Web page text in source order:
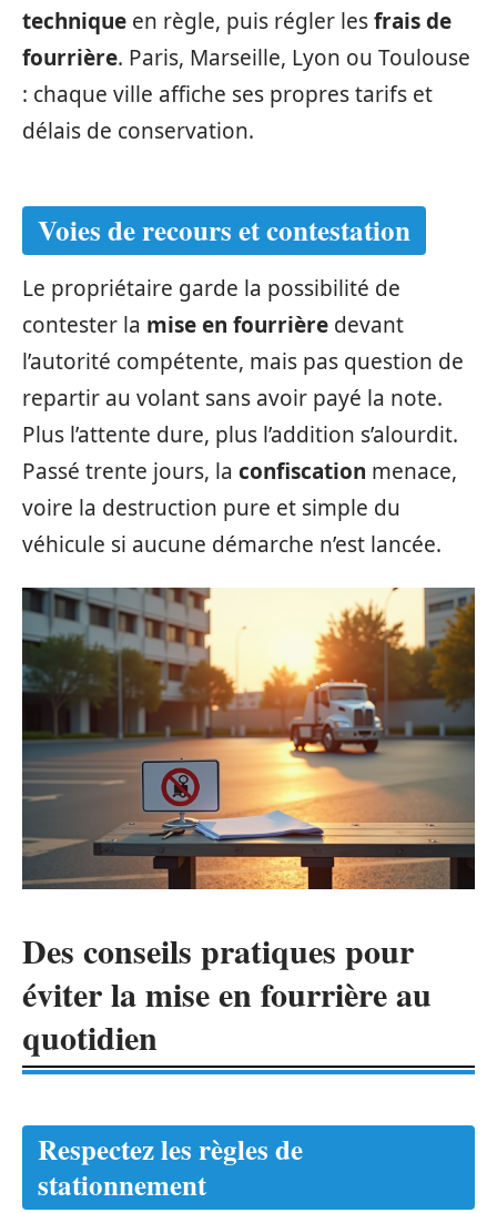
technique en règle, puis régler lesfrais de
fourrière. Paris, Marseille, Lyon ou Toulouse
: chaque ville affiche ses propres tarifs et
délais de conservation.
Voies de recours et contestation
Le propriétaire garde la possibilité de
contester la mise en fourrière devant
l’autorité compétente, mais pas question de
repartir au volant sans avoir payé la note.
Plus l’attente dure, plus l’addition s’alourdit.
Passé trente jours, la confiscation menace,
voire la destruction pure et simple du
véhicule si aucune démarche n’est lancée.
Des conseils pratiques pour
éviter la mise en fourrière au
quotidien
Respectez les règles de
stationnement